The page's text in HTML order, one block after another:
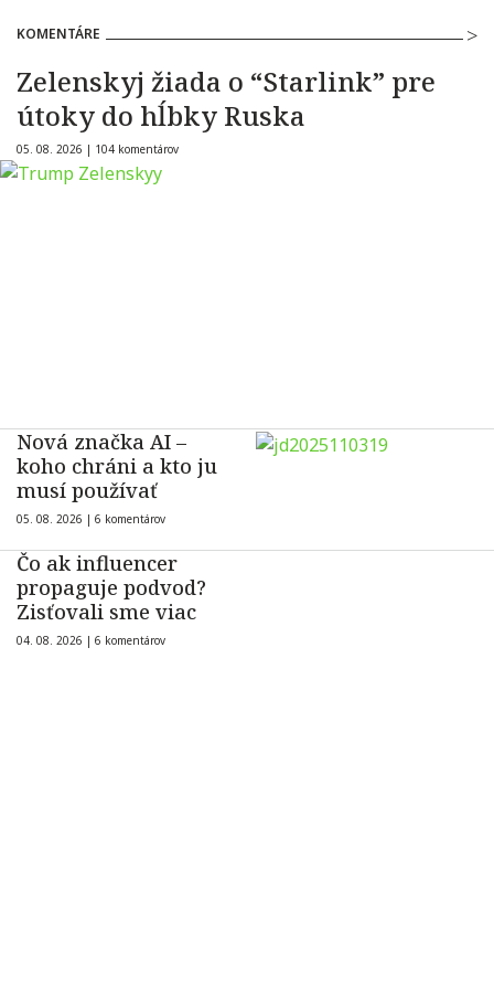
KOMENTÁRE
Zelenskyj žiada o “Starlink” pre
útoky do hĺbky Ruska
05. 08. 2026 | 104 komentárov
Nová značka AI –
koho chráni a kto ju
musí používať
05. 08. 2026 | 6 komentárov
Čo ak influencer
propaguje podvod?
Zisťovali sme viac
04. 08. 2026 | 6 komentárov